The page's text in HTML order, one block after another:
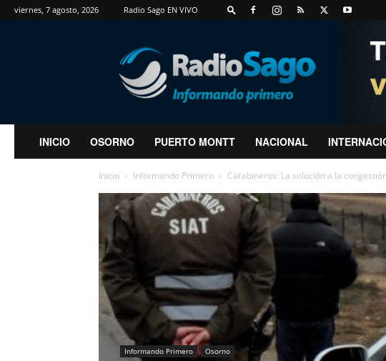
viernes, 7 agosto, 2026 Radio Sago EN VIVO
RadioSago
INICIO OSORNO PUERTO MONTT NACIONAL
Inicio Informando Primero Carabineros: La solución a la
Informando Primero Osorno